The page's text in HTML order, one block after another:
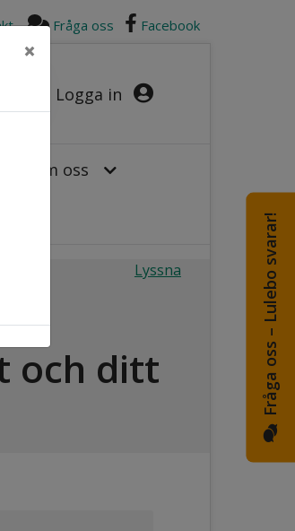
Fråga oss – Lulebo svarar!
Logga in
Fråga oss Facebook
Om oss
Lyssna
och ditt
×